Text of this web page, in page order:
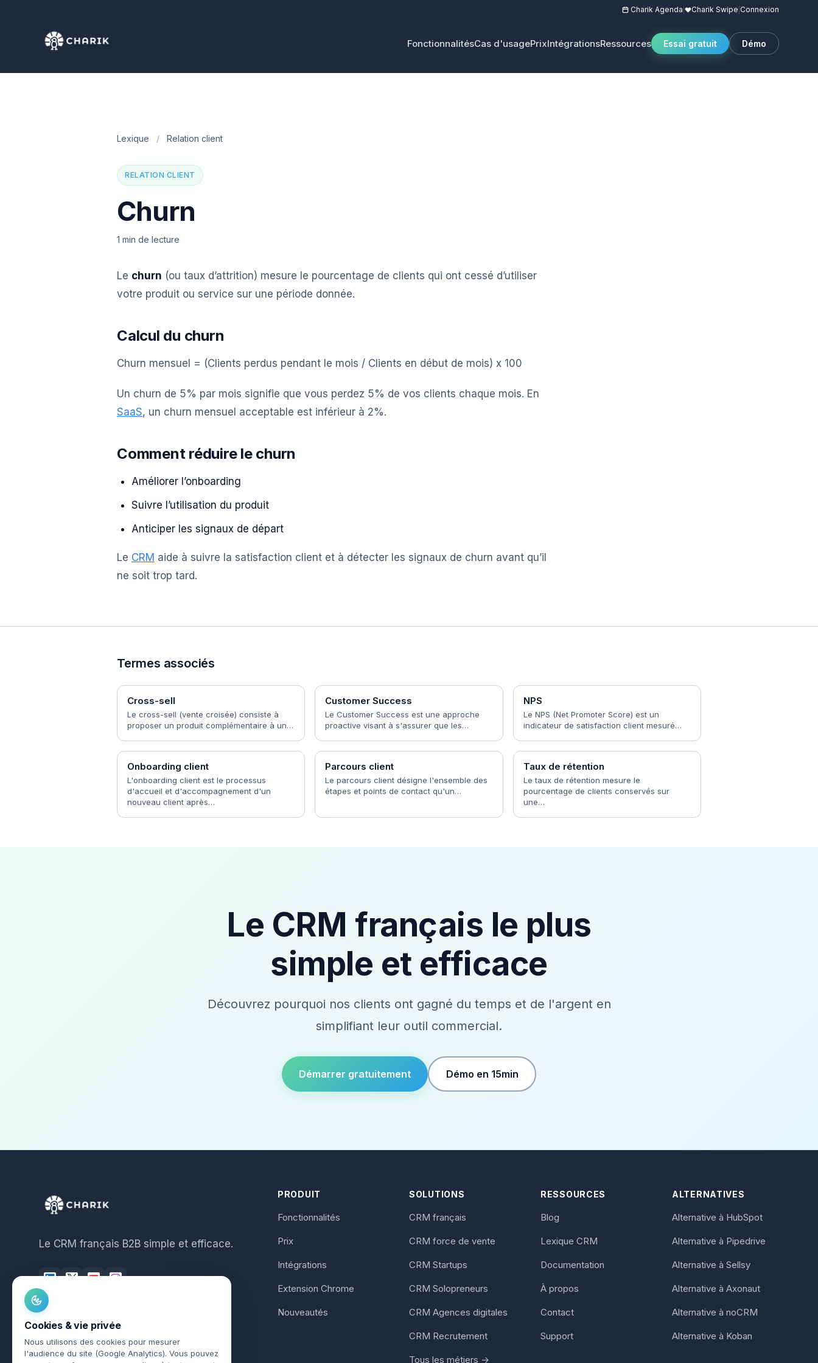
Charik Agenda Charik Swipe Connexion
FonctionnalitésCas d'usagePrixIntégrationsRessources Essai gratuit Démo
Lexique / Relation client
RELATION CLIENT
Churn
1 min de lecture
Le churn (ou taux d’attrition) mesure le pourcentage de clients qui ont cessé d’utiliser
votre produit ou service sur une période donnée.
Calcul du churn
Churn mensuel = (Clients perdus pendant le mois / Clients en début de mois) x 100
Un churn de 5% par mois signifie que vous perdez 5% de vos clients chaque mois. En
SaaS, un churn mensuel acceptable est inférieur à 2%.
Comment réduire le churn
Améliorer l’onboarding
Suivre l’utilisation du produit
Anticiper les signaux de départ
Le CRM aide à suivre la satisfaction client et à détecter les signaux de churn avant qu’il
ne soit trop tard.
Termes associés
Cross-sell
Le cross-sell (vente croisée) consiste à
proposer un produit complémentaire à un…
Customer Success
Le Customer Success est une approche
proactive visant à s'assurer que les…
NPS
Le NPS (Net Promoter Score) est un
indicateur de satisfaction client mesuré…
Onboarding client
L'onboarding client est le processus
d'accueil et d'accompagnement d'un
nouveau client après…
Parcours client
Le parcours client désigne l'ensemble des
étapes et points de contact qu'un…
Taux de rétention
Le taux de rétention mesure le
pourcentage de clients conservés sur
une…
Le CRM français le plus
simple et efficace
Découvrez pourquoi nos clients ont gagné du temps et de l'argent en
simplifiant leur outil commercial.
Démarrer gratuitement Démo en 15min
Le CRM français B2B simple et efficace.
PRODUIT
Fonctionnalités
Prix
Intégrations
Extension Chrome
Nouveautés
SOLUTIONS
CRM français
CRM force de vente
CRM Startups
CRM Solopreneurs
CRM Agences digitales
CRM Recrutement
Tous les métiers →
RESSOURCES
Blog
Lexique CRM
Documentation
À propos
Contact
Support
ALTERNATIVES
Alternative à HubSpot
Alternative à Pipedrive
Alternative à Sellsy
Alternative à Axonaut
Alternative à noCRM
Alternative à Koban
Cookies & vie privée
Nous utilisons des cookies pour mesurer
l'audience du site (Google Analytics). Vous pouvez